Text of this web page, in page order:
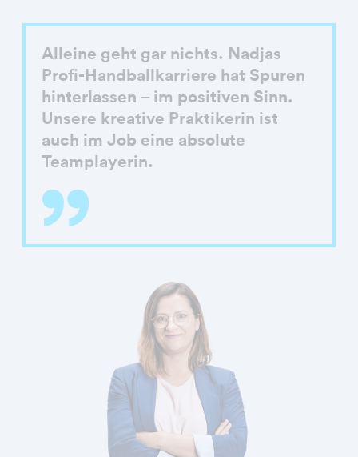
Alleine geht gar nichts. Nadjas
Profi-Handballkarriere hat Spuren
hinterlassen – im positiven Sinn.
Unsere kreative Praktikerin ist
auch im Job eine absolute
Teamplayerin.